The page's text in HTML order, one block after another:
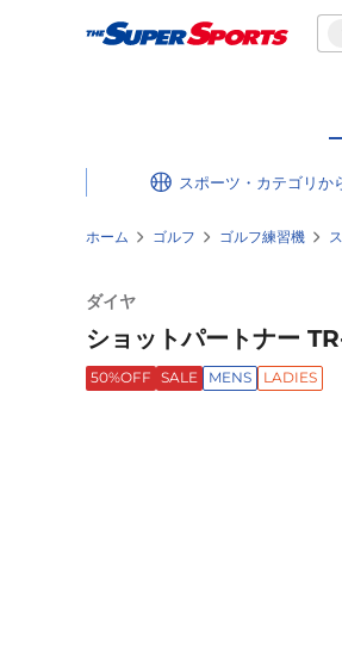
スポーツ・カテゴリ
ホーム ゴルフ ゴルフ練習機
ダイヤ
ショットパートナー
50%OFF SALE MENS LADIES